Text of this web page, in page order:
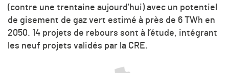
(contre une trentaine aujourd’hui) avec un potentiel
de gisement de gaz vert estimé à près de 6 TWh en
2050. 14 projets de rebours sont à l’étude, intégrant
les neuf projets validés par la CRE.